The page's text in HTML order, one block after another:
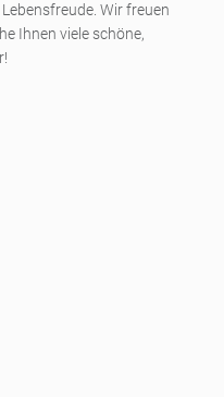
Wir freuen
Ihnen viele schöne,